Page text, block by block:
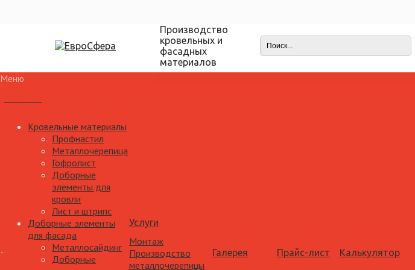
Производство
кровельных и
фасадных
материалов
Меню
Кровельные материалы
Профнастил
Металлочерепица
Гофролист
Доборные
элементы для
кровли
Лист и штрипс
Доборные элементы
для фасада
Металлосайдинг
Доборные
Услуги
Монтаж
Производство
металлочерепицы
Галерея Прайс-лист Калькулятор